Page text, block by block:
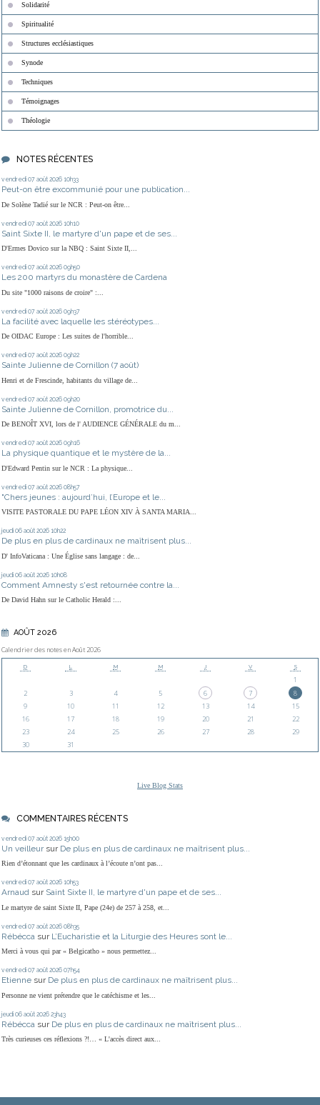
Solidarité
Spiritualité
Structures ecclésiastiques
Synode
Techniques
Témoignages
Théologie
NOTES RÉCENTES
vendredi 07 août 2026 10h33
Peut-on être excommunié pour une publication...
De Solène Tadié sur le NCR : Peut-on être...
vendredi 07 août 2026 10h10
Saint Sixte II, le martyre d'un pape et de ses...
D'Ermes Dovico sur la NBQ : Saint Sixte II,...
vendredi 07 août 2026 09h50
Les 200 martyrs du monastère de Cardena
Du site "1000 raisons de croire" :...
vendredi 07 août 2026 09h37
La facilité avec laquelle les stéréotypes...
De OIDAC Europe : Les suites de l'horrible...
vendredi 07 août 2026 09h22
Sainte Julienne de Cornillon (7 août)
Henri et de Frescinde, habitants du village de...
vendredi 07 août 2026 09h20
Sainte Julienne de Cornillon, promotrice du...
De BENOÎT XVI, lors de l' AUDIENCE GÉNÉRALE du m...
vendredi 07 août 2026 09h16
La physique quantique et le mystère de la...
D'Edward Pentin sur le NCR : La physique...
vendredi 07 août 2026 08h57
"Chers jeunes : aujourd’hui, l’Europe et le...
VISITE PASTORALE DU PAPE LÉON XIV À SANTA MARIA...
jeudi 06 août 2026 10h22
De plus en plus de cardinaux ne maîtrisent plus...
D' InfoVaticana : Une Église sans langage : de...
jeudi 06 août 2026 10h08
Comment Amnesty s'est retournée contre la...
De David Hahn sur le Catholic Herald :...
AOÛT 2026
Calendrier des notes en Août 2026
D L M M J V S
1
2
3 4 5 6 7
8
9
10 11 12 13 14
15
16
17 18 19 20 21
22
23
24 25 26 27 28
29
30
31
Live Blog Stats
COMMENTAIRES RÉCENTS
vendredi 07 août 2026 15h00
Un veilleur sur De plus en plus de cardinaux ne maîtrisent plus...
Rien d’étonnant que les cardinaux à l’écoute n’ont pas...
vendredi 07 août 2026 10h53
Arnaud sur Saint Sixte II, le martyre d'un pape et de ses...
Le martyre de saint Sixte II, Pape (24e) de 257 à 258, et...
vendredi 07 août 2026 08h35
Rébécca sur L’Eucharistie et la Liturgie des Heures sont le...
Merci à vous qui par « Belgicatho » nous permettez...
vendredi 07 août 2026 07h54
Etienne sur De plus en plus de cardinaux ne maîtrisent plus...
Personne ne vient prétendre que le catéchisme et les...
jeudi 06 août 2026 23h43
Rébécca sur De plus en plus de cardinaux ne maîtrisent plus...
Très curieuses ces réflexions ?!… « L'accès direct aux...